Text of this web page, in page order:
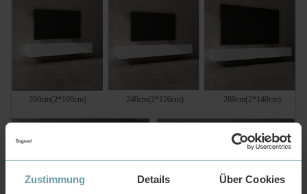
Zustimmung Details Über Cookies
200cm(2*100cm) 240cm(2*120cm) 280cm(2*140cm)